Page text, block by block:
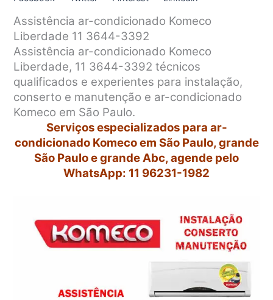
Assistência ar-condicionado Komeco
Liberdade 11 3644-3392
Assistência ar-condicionado Komeco
Liberdade, 11 3644-3392 técnicos
qualificados e experientes para instalação,
conserto e manutenção e ar-condicionado
Komeco em São Paulo.
Serviços especializados para ar-
condicionado Komeco em São Paulo, grande
São Paulo e grande Abc, agende pelo
WhatsApp: 11 96231-1982